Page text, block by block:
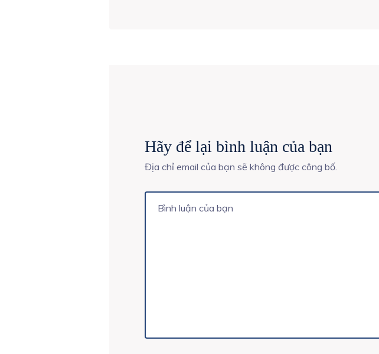
Hãy để lại bình luận của bạn
Địa chỉ email của bạn sẽ không được công bố.